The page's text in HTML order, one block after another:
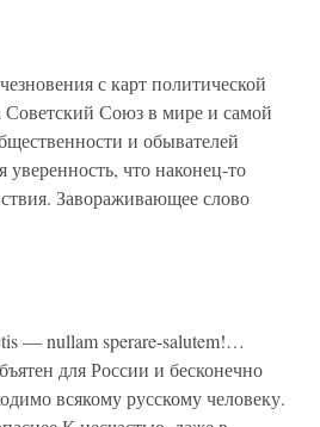
с карт политической
Советский Союз в мире и самой
и обывателей
уверенность, что наконец-то
Завораживающее слово
— nullam sperare-salutem!…
для России и бесконечно
всякому русскому человеку.